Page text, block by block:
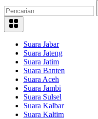
Suara Jabar
Suara Jateng
Suara Jatim
Suara Banten
Suara Aceh
Suara Jambi
Suara Sulsel
Suara Kalbar
Suara Kaltim